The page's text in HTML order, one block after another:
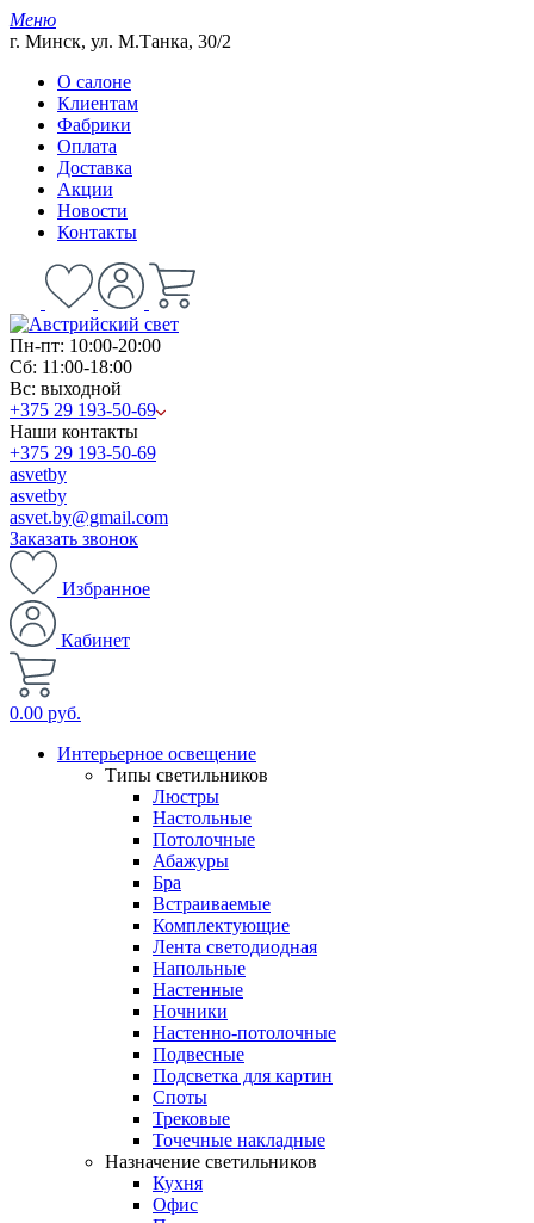
Меню
г. Минск, ул. М.Танка, 30/2
О салоне
Клиентам
Фабрики
Оплата
Доставка
Акции
Новости
Контакты
Пн-пт: 10:00-20:00
Сб: 11:00-18:00
Вс: выходной
+375 29 193-50-69
Наши контакты
+375 29 193-50-69
asvetby
asvetby
asvet.by@gmail.com
Заказать звонок
Избранное
Кабинет
0.00 руб.
Интерьерное освещение
Типы светильников
Люстры
Настольные
Потолочные
Абажуры
Бра
Встраиваемые
Комплектующие
Лента светодиодная
Напольные
Настенные
Ночники
Настенно-потолочные
Подвесные
Подсветка для картин
Споты
Трековые
Точечные накладные
Назначение светильников
Кухня
Офис